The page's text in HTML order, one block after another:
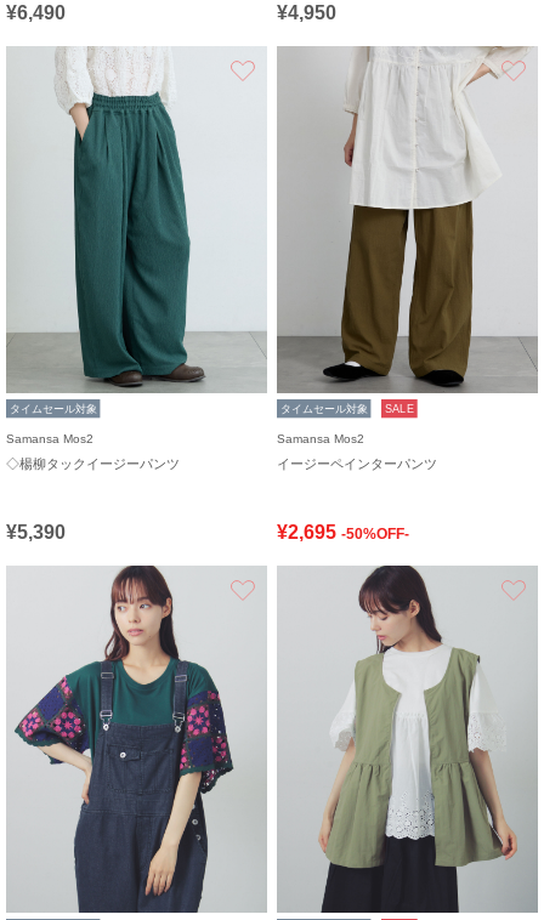
¥6,490 ¥4,950
タイムセール対象
Samansa Mos2
◇楊柳タックイージーパンツ
¥5,390
タイムセール対象 SALE
Samansa Mos2
イージーペインターパンツ
¥2,695 -50%OFF-